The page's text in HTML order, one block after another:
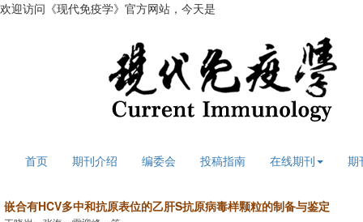
欢迎访问《现代免疫学》官方网站，今天是
首页 期刊介绍 编委会 投稿指南 在线期刊 期
嵌合有HCV多中和抗原表位的乙肝S抗原病毒样颗粒的制备与鉴定